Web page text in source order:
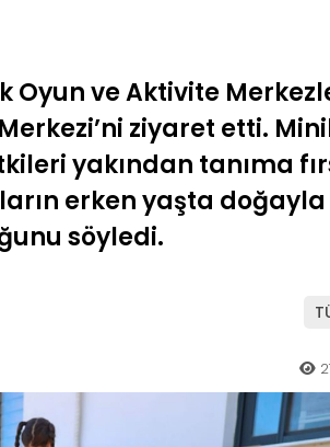
Oyun ve Aktivite
ziyaret etti.
yakından tanıma
erken yaşta
söyledi.